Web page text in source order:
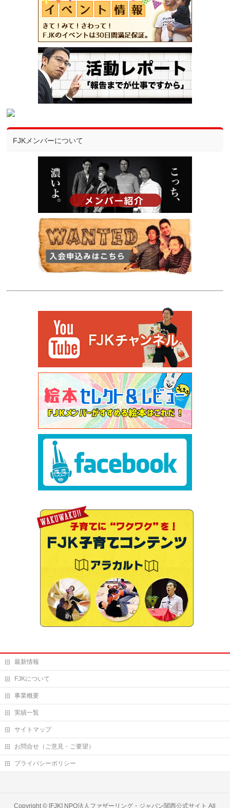
FJKメンバーについて
最新情報
FJKについて
事業概要
実績一覧
サイトマップ
お問合せ（ご意見・ご要望）
プライバシーポリシー
Copyright © [FJK] NPO法人ファザーリング・ジャパン関西公式サイト All